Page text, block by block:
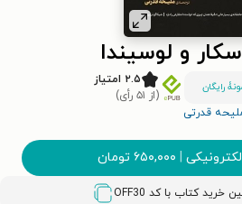
و لوسیندا
رایگان
۲.۵ امتیاز
(از ۵۱ رأی)
قدرتی
| ۶۵۰,۰۰۰ تومان
OFF30